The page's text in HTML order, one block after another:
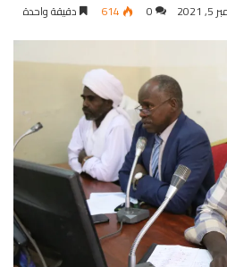
0
614 دقيقة واحدة